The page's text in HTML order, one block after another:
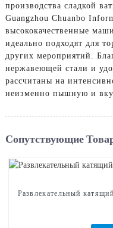
производства сладкой
Guangzhou Chuanbo
высококачественные
идеально подходят для
других мероприятий.
нержавеющей стали и
рассчитаны на
неизменно пышную и
Сопутствующие
Развлекательный